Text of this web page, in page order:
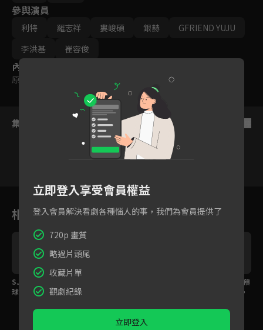
參與演員
利特 羅志祥 婁峻碩 銀赫
GFRIEND YUJU
李洪基
崔容俊
內容標籤
原創
集數列表
2 3
相關花絮
SJ銀赫邀你一起收看全
球男團選秀《SCOO
起追夢！
男團選秀《SCOOL》預
告：42個青澀的夢想，
台閃耀
立即登入享受會員權益
登入會員解決看劇各種惱人的事，我們為會員提供了
720p 畫質
略過片頭尾
收藏片單
觀劇紀錄
立即登入